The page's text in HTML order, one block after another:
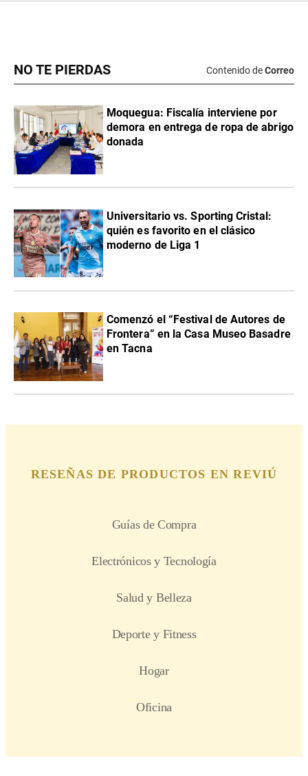
NO TE PIERDAS Contenido deCorreo
Moquegua: Fiscalía interviene por
demora en entrega de ropa de abrigo
donada
Universitario vs. Sporting Cristal:
quién es favorito en el clásico
moderno de Liga 1
Comenzó el “Festival de Autores de
Frontera” en la Casa Museo Basadre
en Tacna